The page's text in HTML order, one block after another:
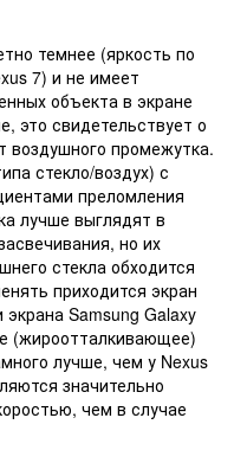
темнее (яркость по
7) и не имеет
объекта в экране
это свидетельствует о
воздушного промежутка.
стекло/воздух) с
преломления
лучше выглядят в
но их
стекла обходится
приходится экран
Samsung Galaxy
(жироотталкивающее)
лучше, чем у Nexus
значительно
чем в случае